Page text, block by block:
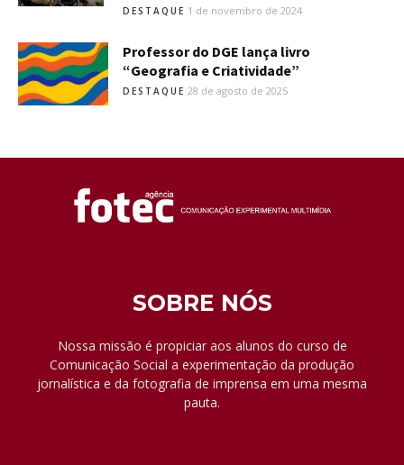
DESTAQUE 1 de novembro de 2024
Professor do DGE lança livro
“Geografia e Criatividade”
DESTAQUE 28 de agosto de 2025
SOBRE NÓS
Nossa missão é propiciar aos alunos do curso de
Comunicação Social a experimentação da produção
jornalística e da fotografia de imprensa em uma mesma
pauta.